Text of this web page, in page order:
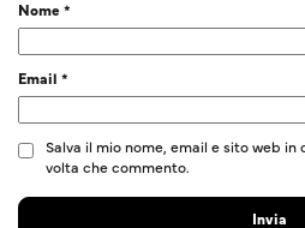
Nome*
Email *
Salva il mio nome, email e sito web
volta che commento.